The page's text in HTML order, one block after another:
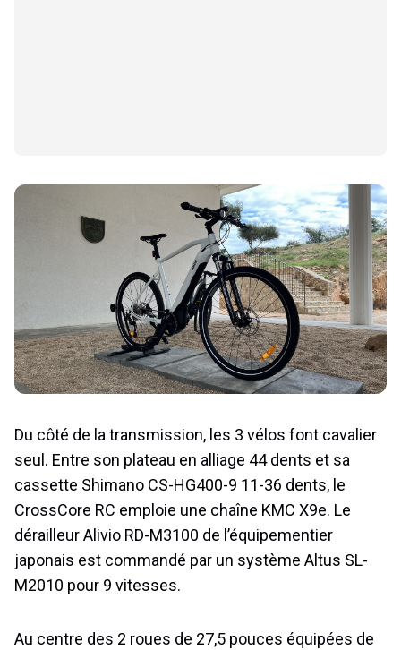
Du côté de la transmission, les 3 vélos font cavalier
seul. Entre son plateau en alliage 44 dents et sa
cassette Shimano CS-HG400-9 11-36 dents, le
CrossCore RC emploie une chaîne KMC X9e. Le
dérailleur Alivio RD-M3100 de l’équipementier
japonais est commandé par un système Altus SL-
M2010 pour 9 vitesses.
Au centre des 2 roues de 27,5 pouces équipées de